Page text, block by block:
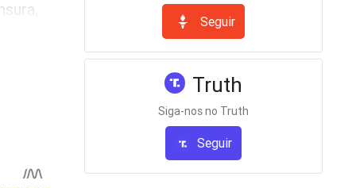
se
Seguir
Truth
Siga-nos no Truth
Seguir